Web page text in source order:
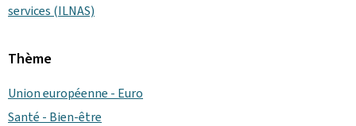
services (ILNAS)
Thème
Union européenne - Euro
Santé - Bien-être